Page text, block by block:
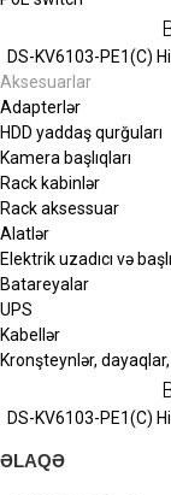
DS-KV6103-PE1(C)
Aksesuarlar
Adapterlər
HDD yaddaş qurğuları
Kamera başlıqları
Rack kabinlər
Rack aksessuar
Alatlər
Elektrik uzadıcı və
Batareyalar
UPS
Kabellər
Kronşteynlər,
DS-KV6103-PE1(C)
ƏLAQƏ